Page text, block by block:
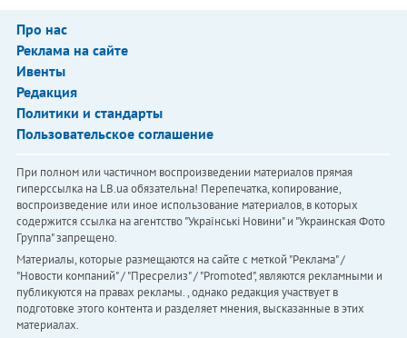
Про нас
Реклама на сайте
Ивенты
Редакция
Политики и стандарты
Пользовательское соглашение
При полном или частичном воспроизведении материалов прямая
гиперссылка на LB.ua обязательна! Перепечатка, копирование,
воспроизведение или иное использование материалов, в которых
содержится ссылка на агентство "Українськi Новини" и "Украинская Фото
Группа" запрещено.
Материалы, которые размещаются на сайте с меткой "Реклама" /
"Новости компаний" / "Пресрелиз" / "Promoted", являются рекламными и
публикуются на правах рекламы. , однако редакция участвует в
подготовке этого контента и разделяет мнения, высказанные в этих
материалах.